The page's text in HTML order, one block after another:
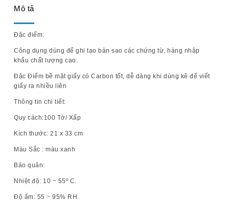
Mô tả
Đặc điểm:
Công dụng dùng để ghi tạo bản sao các chứng từ, hàng nhập
khẩu chất lượng cao.
Đặc Điểm bề mặt giấy có Carbon tốt, dễ dàng khi dùng kê để viết
giấy ra nhiều liên
Thông tin chi tiết:
Quy cách:100 Tờ/ Xấp
Kích thước: 21 x 33 cm
Màu Sắc : màu xanh
Bảo quản:
Nhiệt độ: 10 ~ 55º C.
Độ ẩm: 55 ~ 95% RH.